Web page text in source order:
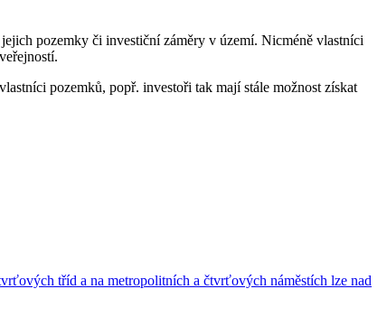
pozemky či investiční záměry v území. Nicméně vlastníci
pozemků, popř. investoři tak mají stále možnost získat
tříd a na metropolitních a čtvrťových náměstích lze nad